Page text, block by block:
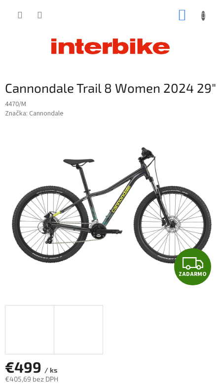
Cannondale Trail 8 Women 2024 29"
4470/M
Značka: Cannondale
Z
A
ZADARMO
€499 / ks
€405,69 bez DPH